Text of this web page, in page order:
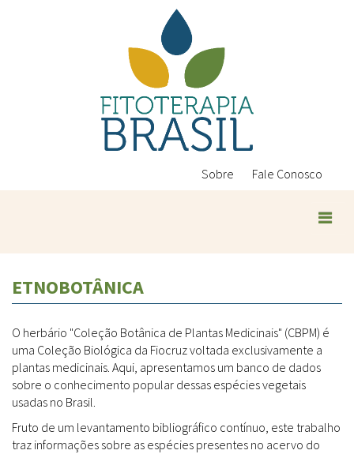
Sobre Fale Conosco
ETNOBOTÂNICA
O herbário "Coleção Botânica de Plantas Medicinais" (CBPM) é
uma Coleção Biológica da Fiocruz voltada exclusivamente a
plantas medicinais. Aqui, apresentamos um banco de dados
sobre o conhecimento popular dessas espécies vegetais
usadas no Brasil.
Fruto de um levantamento bibliográfico contínuo, este trabalho
traz informações sobre as espécies presentes no acervo do